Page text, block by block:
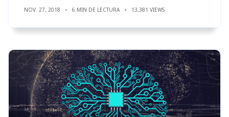
NOV. 27, 2018 6 MIN DE LECTURA 13,381 VIEWS